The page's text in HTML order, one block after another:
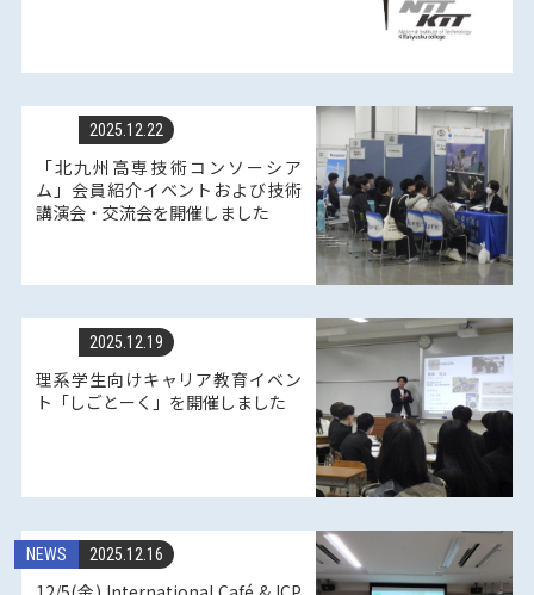
2025.12.22
「北九州高専技術コンソーシア
ム」会員紹介イベントおよび技術
講演会・交流会を開催しました
2025.12.19
理系学生向けキャリア教育イベン
ト「しごとーく」を開催しました
2025.12.16
NEWS